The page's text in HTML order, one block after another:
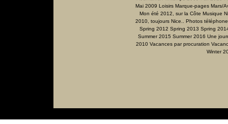
Mai 2009 Loisirs Marque-pages Mars/
Mon été 2012, sur la Côte Musique
2010, toujours Nice.. Photos téléphone
Spring 2012 Spring 2013 Spring
Summer 2015 Summer 2016 Une
2010 Vacances par procuration
Winter